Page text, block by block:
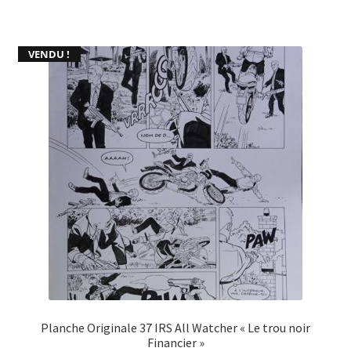
VENDU !
Planche Originale 37 IRS All Watcher « Le trou noir
Financier »